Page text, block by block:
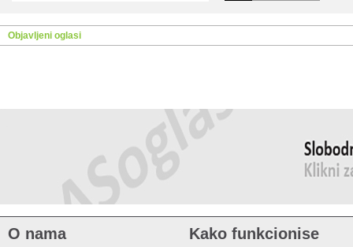
Objavljeni oglasi
O nama
Kako funkcionise